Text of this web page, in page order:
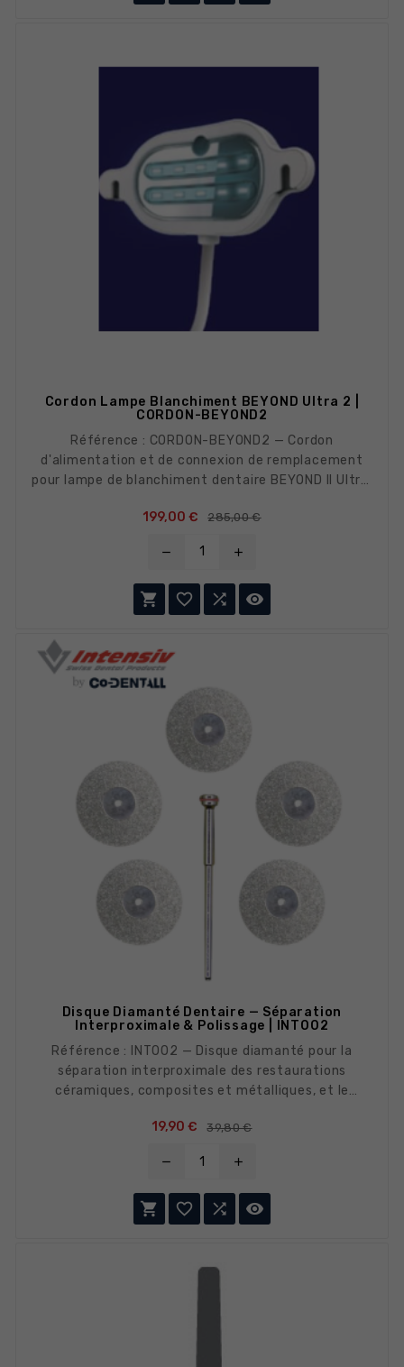
Cordon Lampe Blanchiment BEYOND Ultra 2 |
CORDON-BEYOND2
Référence : CORDON-BEYOND2 — Cordon
d'alimentation et de connexion de remplacement
pour lampe de blanchiment dentaire BEYOND II Ultra.
continuité parfaite du signal et de l'alimentation
simple pour prolonger la durée de vie de votre
199,00 € 285,00 €Prix de base
Prix
remove add
   
Disque Diamanté Dentaire — Séparation
Interproximale & Polissage | INT002
Référence : INT002 — Disque diamanté pour la
séparation interproximale des restaurations
céramiques, composites et métalliques, et le
avec mandrin à disque. Grain fin pour une coupe
19,90 € 39,80 €Prix de base
Prix
remove add
   